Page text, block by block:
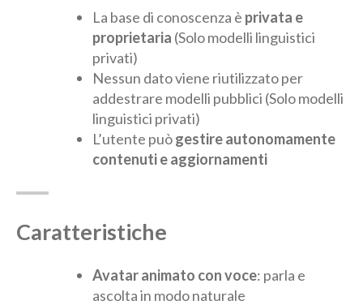
La base di conoscenza è privata e
proprietaria (Solo modelli linguistici
privati)
Nessun dato viene riutilizzato per
addestrare modelli pubblici (Solo modelli
linguistici privati)
L’utente puògestire autonomamente
contenuti e aggiornamenti
Caratteristiche
Avatar animato con voce: parla e
ascolta in modo naturale